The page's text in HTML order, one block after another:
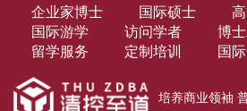
企业家博士 国际硕士
国际游学
访问学者
博
留学服务
定制培训 国
培养商业领袖